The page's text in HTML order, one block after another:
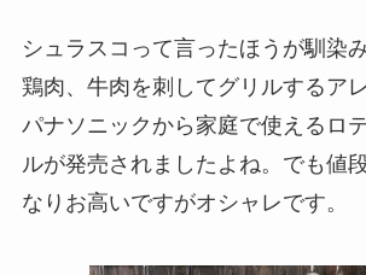
シュラスコって言ったほうが馴染
鶏肉、牛肉を刺してグリルするア
パナソニックから家庭で使えるロ
ルが発売されましたよね。でも値
なりお高いですがオシャレです。